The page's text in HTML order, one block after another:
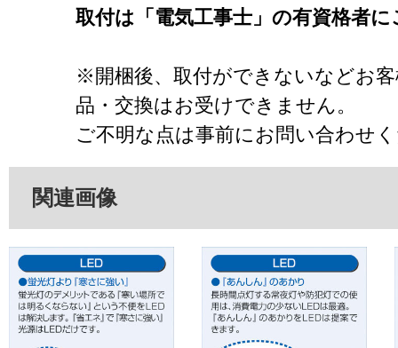
取付は「電気工事士」の有資格者
※開梱後、取付ができないなどお
品・交換はお受けできません。
ご不明な点は事前にお問い合わせ
関連画像